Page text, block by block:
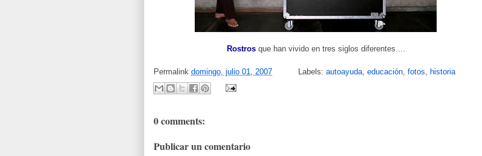
Rostros que han vivido en tres siglos diferentes....
Permalink domingo, julio 01, 2007 Labels: autoayuda, educación, fotos, historia
0 comments:
Publicar un comentario